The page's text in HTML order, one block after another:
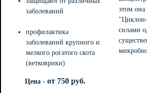
заболеваний
профилактика
заболеваний крупного и
мелкого рогатого скота
(ветковрики)
Цена - от 750 руб.
этом
"Циклон-
силами